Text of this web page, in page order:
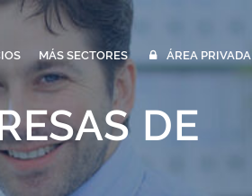
MÁS SECTORES ÁREA PRIVADA
DE